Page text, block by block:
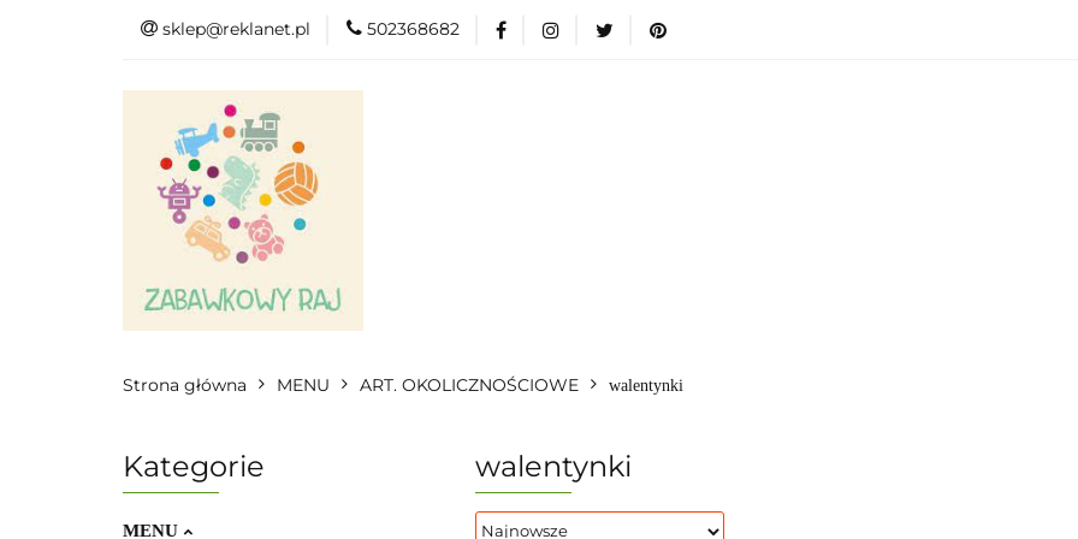
sklep@reklanet.pl 502368682
Strona główna MENU ART. OKOLICZNOŚCIOWE walentynki
Kategorie
MENU
walentynki